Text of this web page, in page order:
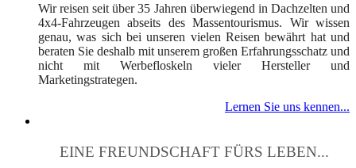
Wir reisen seit über 35 Jahren überwiegend in Dachzelten und
4x4-Fahrzeugen abseits des Massentourismus. Wir wissen
genau, was sich bei unseren vielen Reisen bewährt hat und
beraten Sie deshalb mit unserem großen Erfahrungsschatz und
nicht mit Werbefloskeln vieler Hersteller und
Marketingstrategen.
Lernen Sie uns kennen...
EINE FREUNDSCHAFT FÜRS LEBEN...